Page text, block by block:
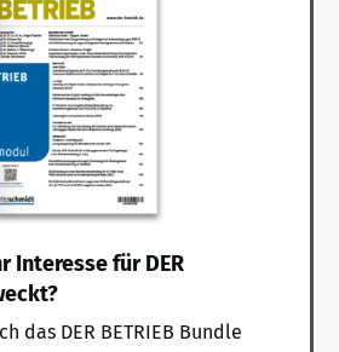
Interesse für DER
das DER BETRIEB Bundle